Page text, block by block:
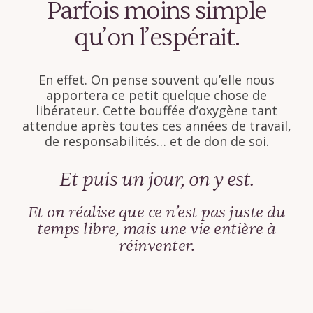
Parfois moins simple
qu’on l’espérait.
En effet. On pense souvent qu’elle nous
apportera ce petit quelque chose de
libérateur. Cette bouffée d’oxygène tant
attendue après toutes ces années de travail,
de responsabilités… et de don de soi.
Et puis un jour, on y est.
Et on réalise que ce n’est pas juste du
temps libre, mais une vie entière à
réinventer.